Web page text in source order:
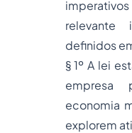
relevante
definidos
§ 1º A lei
empresa
economia
explorem